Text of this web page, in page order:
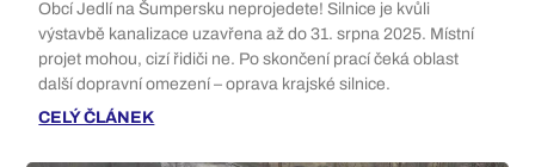
Obcí Jedlí na Šumpersku neprojedete! Silnice je kvůli
výstavbě kanalizace uzavřena až do 31. srpna 2025. Místní
projet mohou, cizí řidiči ne. Po skončení prací čeká oblast
další dopravní omezení – oprava krajské silnice.
CELÝ ČLÁNEK